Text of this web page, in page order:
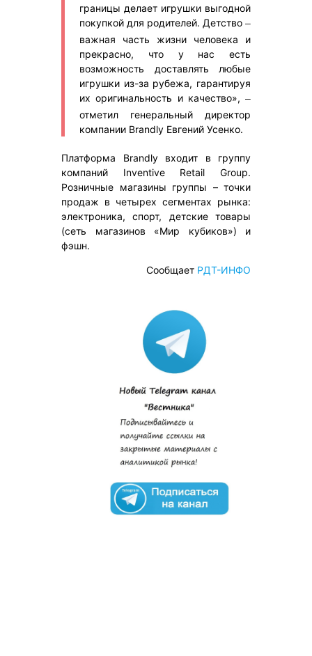
границы делает игрушки выгодной
покупкой для родителей. Детство –
важная часть жизни человека и
прекрасно, что у нас есть
возможность доставлять любые
игрушки из-за рубежа, гарантируя
их оригинальность и качество», –
отметил генеральный директор
компании Brandly Евгений Усенко.
Платформа Brandly входит в группу
компаний Inventive Retail Group.
Розничные магазины группы – точки
продаж в четырех сегментах рынка:
электроника, спорт, детские товары
(сеть магазинов «Мир кубиков») и
фэшн.
Сообщает РДТ-ИНФО